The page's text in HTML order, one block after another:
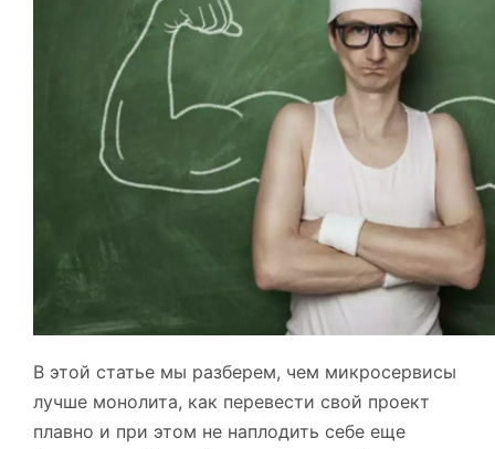
В этой статье мы разберем, чем микросервисы
лучше монолита, как перевести свой проект
плавно и при этом не наплодить себе еще